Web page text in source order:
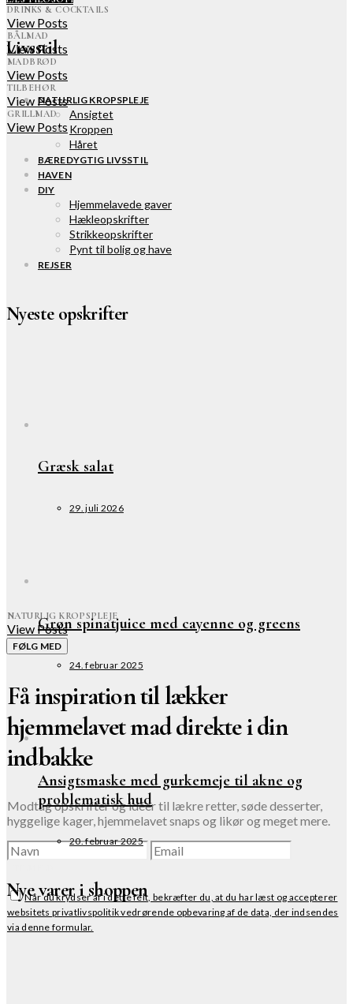
DRINKS & COCKTAILS
View Posts
BÅLMAD
View Posts
MADBRØD
View Posts
TILBEHØR
View Posts
GRILLMAD
View Posts
NATURLIG KROPSPLEJE
View Posts
FØLG MED
Få inspiration til lækker
hjemmelavet mad direkte i din
indbakke
Modtag opskrifter og idéer til lækre retter, søde desserter,
hyggelige kager, hjemmelavet snaps og likør og meget mere.
Når du krydser af i dette felt, bekræfter du, at du har læst og accepterer
websitets privatlivspolitik vedrørende opbevaring af de data, der indsendes
via denne formular.
Livsstil
NATURLIG KROPSPLEJE
Ansigtet
Kroppen
Håret
BÆREDYGTIG LIVSSTIL
HAVEN
DIY
Hjemmelavede gaver
Hækleopskrifter
Strikkeopskrifter
Pynt til bolig og have
REJSER
Nyeste opskrifter
Græsk salat
29. juli 2026
Grøn spinatjuice med cayenne og greens
24. februar 2025
Ansigtsmaske med gurkemeje til akne og
problematisk hud
20. februar 2025
Nye varer i shoppen